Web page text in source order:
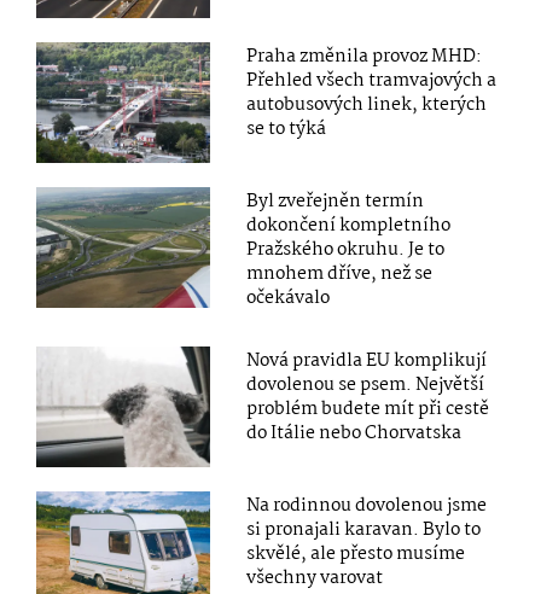
Praha změnila provoz MHD:
Přehled všech tramvajových a
autobusových linek, kterých
se to týká
Byl zveřejněn termín
dokončení kompletního
Pražského okruhu. Je to
mnohem dříve, než se
očekávalo
Nová pravidla EU komplikují
dovolenou se psem. Největší
problém budete mít při cestě
do Itálie nebo Chorvatska
Na rodinnou dovolenou jsme
si pronajali karavan. Bylo to
skvělé, ale přesto musíme
všechny varovat